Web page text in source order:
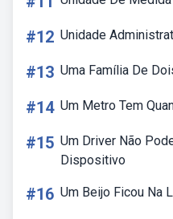
#12 Unidade
#13 Uma Família De
#14 Um Metro Tem
#15 Um Driver Não
Dispositivo
#16 Um Beijo Ficou Na